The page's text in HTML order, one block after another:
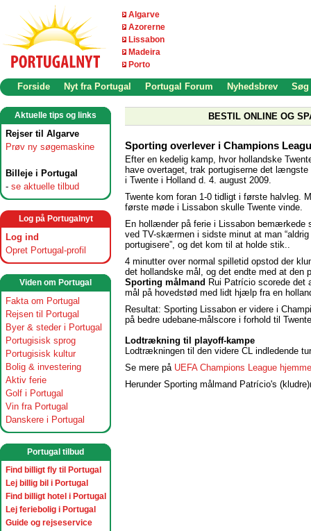
Algarve
Azorerne
Lissabon
Madeira
Porto
Forside Nyt fra Portugal Portugal Forum Nyhedsbrev Søg
Aktuelle tips og links
Rejser til Algarve
Prøv ny søgemaskine
Billeje i Portugal
- se aktuelle tilbud
Log på Portugalnyt
Log ind
Opret Portugal-profil
Viden om Portugal
Fakta om Portugal
Rejsen til Portugal
Byer & steder i Portugal
Portugisisk sprog
Portugisisk kultur
Bolig & investering
Aktiv ferie
Golf i Portugal
Vin fra Portugal
Danskere i Portugal
Portugal tilbud
Find billigt fly til Portugal
Lej billig bil i Portugal
Find billigt hotel i Portugal
Lej feriebolig i Portugal
Guide og rejseservice
BESTIL ONLINE OG
Sporting overlever i Champions
Efter en kedelig kamp, hvor hollandske
have overtaget, trak portugiserne det længste
i Twente i Holland d. 4. august 2009.
Twente kom foran 1-0 tidligt i første halvleg.
første møde i Lissabon skulle Twente vinde.
En hollænder på ferie i Lissabon bemærkede
ved TV-skærmen i sidste minut at man
portugisere”, og det kom til at holde stik..
4 minutter over normal spilletid opstod der
det hollandske mål, og det endte med at den
Sporting målmand Rui Patrício scorede det
mål på hovedstød med lidt hjælp fra en
Resultat: Sporting Lissabon er videre i
på bedre udebane-målscore i forhold til
Lodtrækning til playoff-kampe
Lodtrækningen til den videre CL indledende
Se mere på UEFA Champions League
Herunder Sporting målmand Patrício's